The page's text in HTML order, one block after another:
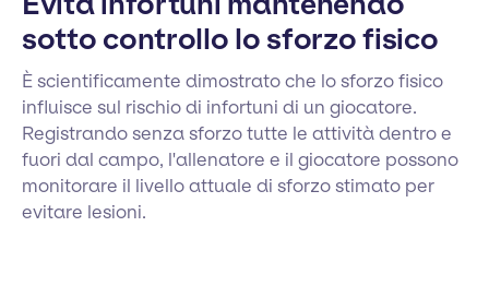
sotto controllo lo sforzo fisico
È scientificamente dimostrato che lo sforzo fisico
influisce sul rischio di infortuni di un giocatore.
Registrando senza sforzo tutte le attività dentro e
fuori dal campo, l'allenatore e il giocatore possono
monitorare il livello attuale di sforzo stimato per
evitare lesioni.